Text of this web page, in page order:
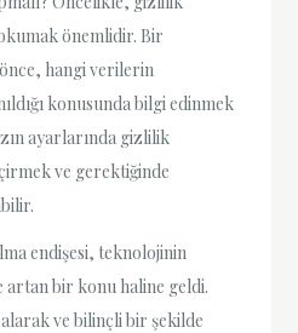
önemlidir. Bir
hangi verilerin
konusunda bilgi edinmek
ayarlarında gizlilik
ve gerektiğinde
endişesi, teknolojinin
artan bir konu haline geldi.
ve bilinçli bir şekilde